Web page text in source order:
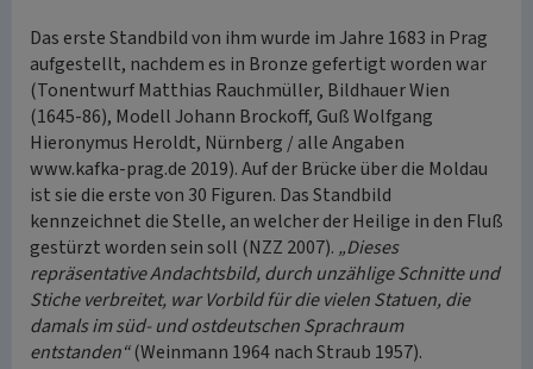
Das erste Standbild von ihm wurde im Jahre 1683 in Prag
aufgestellt, nachdem es in Bronze gefertigt worden war
(Tonentwurf Matthias Rauchmüller, Bildhauer Wien
(1645-86), Modell Johann Brockoff, Guß Wolfgang
Hieronymus Heroldt, Nürnberg / alle Angaben
www.kafka-prag.de 2019). Auf der Brücke über die Moldau
ist sie die erste von 30 Figuren. Das Standbild
kennzeichnet die Stelle, an welcher der Heilige in den Fluß
gestürzt worden sein soll (NZZ 2007). „Dieses
repräsentative Andachtsbild, durch unzählige Schnitte und
Stiche verbreitet, war Vorbild für die vielen Statuen, die
damals im süd- und ostdeutschen Sprachraum
entstanden“(Weinmann 1964 nach Straub 1957).